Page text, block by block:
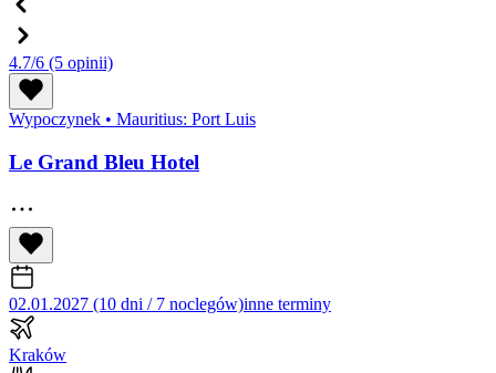
4.7/6 (5 opinii)
Wypoczynek • Mauritius: Port Luis
Le Grand Bleu Hotel
02.01.2027 (10 dni / 7 noclegów)inne terminy
Kraków